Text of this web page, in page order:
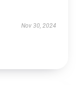
Nov 30, 2024